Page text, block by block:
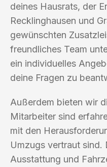
deines Hausrats, der
Recklinghausen und
gewünschten
freundliches Team
ein individuelles
deine Fragen zu
Außerdem bieten wir
Mitarbeiter sind
mit den
Umzugs vertraut sind.
Ausstattung und